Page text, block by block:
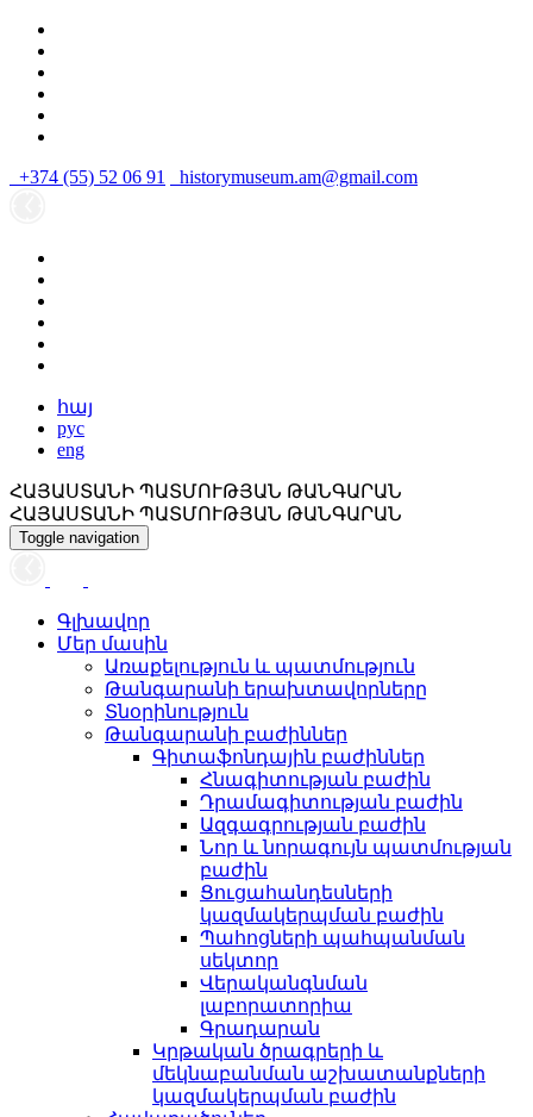
+374 (55) 52 06 91 historymuseum.am@gmail.com
հայ
рус
eng
ՀԱՅԱՍՏԱՆԻ ՊԱՏՄՈՒԹՅԱՆ ԹԱՆԳԱՐԱՆ
ՀԱՅԱՍՏԱՆԻ ՊԱՏՄՈՒԹՅԱՆ ԹԱՆԳԱՐԱՆ
Toggle navigation
Գլխավոր
Մեր մասին
Առաքելություն և պատմություն
Թանգարանի երախտավորները
Տնօրինություն
Թանգարանի բաժիններ
Գիտաֆոնդային բաժիններ
Հնագիտության բաժին
Դրամագիտության բաժին
Ազգագրության բաժին
Նոր և նորագույն պատմության
բաժին
Ցուցահանդեսների
կազմակերպման բաժին
Պահոցների պահպանման
սեկտոր
Վերականգնման
լաբորատորիա
Գրադարան
Կրթական ծրագրերի և
մեկնաբանման աշխատանքների
կազմակերպման բաժին